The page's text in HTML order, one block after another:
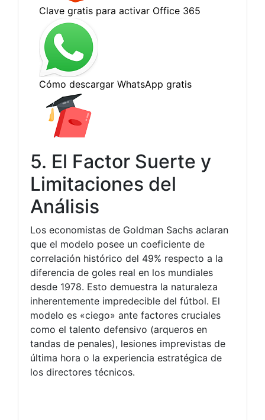
5. El Factor Suerte y
Limitaciones del
Análisis
Los economistas de Goldman Sachs aclaran
que el modelo posee un coeficiente de
correlación histórico del 49% respecto a la
diferencia de goles real en los mundiales
desde 1978. Esto demuestra la naturaleza
inherentemente impredecible del fútbol. El
modelo es «ciego» ante factores cruciales
como el talento defensivo (arqueros en
tandas de penales), lesiones imprevistas de
última hora o la experiencia estratégica de
los directores técnicos.